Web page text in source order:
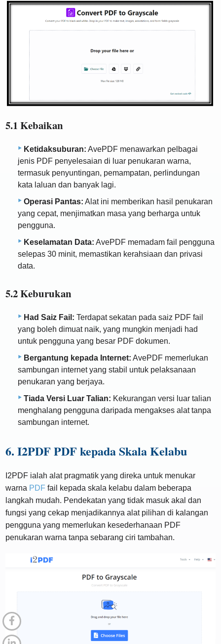
5.1 Kebaikan
Ketidaksuburan: AvePDF menawarkan pelbagai
jenis PDF penyelesaian di luar penukaran warna,
termasuk penyuntingan, pemampatan, perlindungan
kata laluan dan banyak lagi.
Operasi Pantas: Alat ini memberikan hasil penukaran
yang cepat, menjimatkan masa yang berharga untuk
pengguna.
Keselamatan Data: AvePDF memadam fail pengguna
selepas 30 minit, memastikan kerahsiaan dan privasi
data.
5.2 Keburukan
Had Saiz Fail: Terdapat sekatan pada saiz PDF fail
yang boleh dimuat naik, yang mungkin menjadi had
untuk pengguna yang besar PDF dokumen.
Bergantung kepada Internet: AvePDF memerlukan
sambungan internet yang stabil untuk pelaksanaan
penukaran yang berjaya.
Tiada Versi Luar Talian: Kekurangan versi luar talian
menghalang pengguna daripada mengakses alat tanpa
sambungan internet.
6. I2PDF PDF kepada Skala Kelabu
I2PDF ialah alat pragmatik yang direka untuk menukar
warna PDF fail kepada skala kelabu dalam beberapa
langkah mudah. Pendekatan yang tidak masuk akal dan
fungsi yang cekap menjadikannya alat pilihan di kalangan
pengguna yang memerlukan kesederhanaan PDF
penukaran warna tanpa sebarang ciri tambahan.